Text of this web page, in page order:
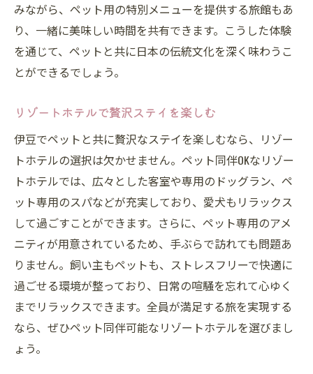
みながら、ペット用の特別メニューを提供する旅館もあ
り、一緒に美味しい時間を共有できます。こうした体験
を通じて、ペットと共に日本の伝統文化を深く味わうこ
とができるでしょう。
リゾートホテルで贅沢ステイを楽しむ
伊豆でペットと共に贅沢なステイを楽しむなら、リゾー
トホテルの選択は欠かせません。ペット同伴OKなリゾー
トホテルでは、広々とした客室や専用のドッグラン、ペ
ット専用のスパなどが充実しており、愛犬もリラックス
して過ごすことができます。さらに、ペット専用のアメ
ニティが用意されているため、手ぶらで訪れても問題あ
りません。飼い主もペットも、ストレスフリーで快適に
過ごせる環境が整っており、日常の喧騒を忘れて心ゆく
までリラックスできます。全員が満足する旅を実現する
なら、ぜひペット同伴可能なリゾートホテルを選びまし
ょう。